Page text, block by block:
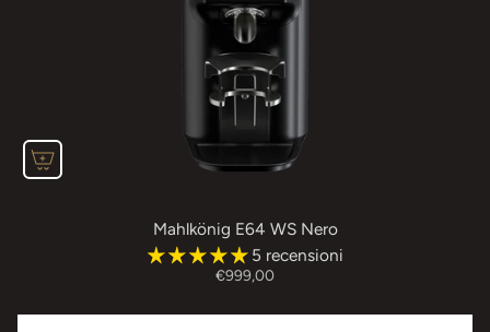
Mahlkönig E64 WS Nero
5 recensioni
€999,00